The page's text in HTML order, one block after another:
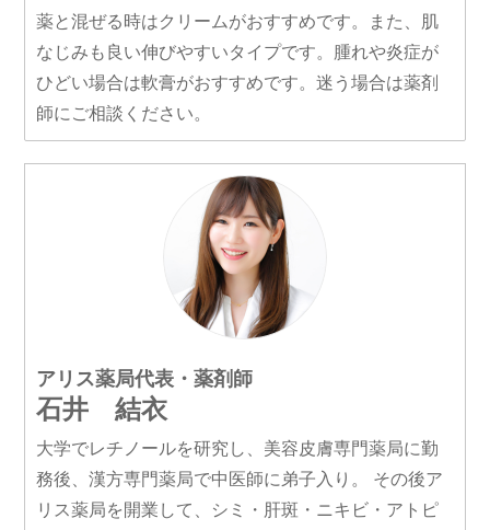
薬と混ぜる時はクリームがおすすめです。また、肌
なじみも良い伸びやすいタイプです。腫れや炎症が
ひどい場合は軟膏がおすすめです。迷う場合は薬剤
師にご相談ください。
アリス薬局代表・薬剤師
石井 結衣
大学でレチノールを研究し、美容皮膚専門薬局に勤
務後、漢方専門薬局で中医師に弟子入り。 その後ア
リス薬局を開業して、シミ・肝斑・ニキビ・アトピ